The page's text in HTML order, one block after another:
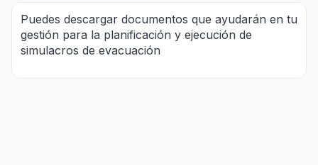
Puedes descargar documentos que ayudarán en tu
gestión para la planificación y ejecución de
simulacros de evacuación